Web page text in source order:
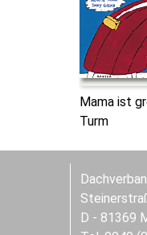
Mama ist
Turm
D - 81369